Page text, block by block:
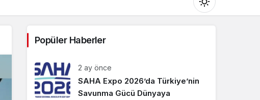
Mod
değiştir
Gündüz Modu
Gündüz modunu seçin.
Popüler Haberler
2 ay önce
SAHA Expo 2026’da Türkiye’nin
Savunma Gücü Dünyaya